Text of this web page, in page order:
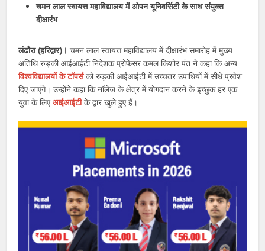
चमन लाल स्वायत्त महाविद्यालय में ओपन यूनिवर्सिटी के साथ संयुक्त
दीक्षारंभ
लंढौरा (हरिद्वार)। चमन लाल स्वायत्त महाविद्यालय में दीक्षारंभ समारोह में मुख्य
अतिथि रुड़की आईआईटी निदेशक प्रोफेसर कमल किशोर पंत ने कहा कि अन्य
विश्वविद्यालयों के टॉपर्सको रुड़की आईआईटी में उच्चतर उपाधियों में सीधे प्रवेश
दिए जाएंगे। उन्होंने कहा कि नॉलेज के क्षेत्र में योगदान करने के इच्छुक हर एक
युवा के लिएआईआईटीके द्वार खुले हुए हैं।